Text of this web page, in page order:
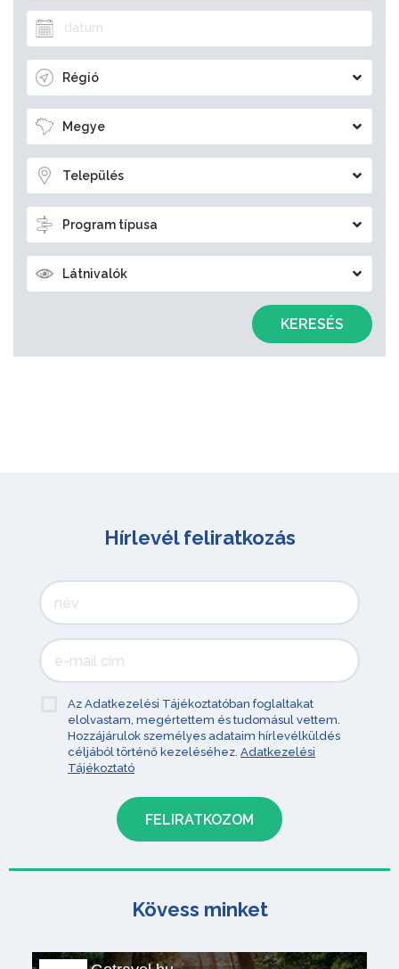
Régió
Megye
Település
Program típusa
Látnivalók
KERESÉS
Hírlevél feliratkozás
Az Adatkezelési Tájékoztatóban foglaltakat
elolvastam, megértettem és tudomásul vettem.
Hozzájárulok személyes adataim hírlevélküldés
céljából történő kezeléséhez. Adatkezelési
Tájékoztató
Kövess minket